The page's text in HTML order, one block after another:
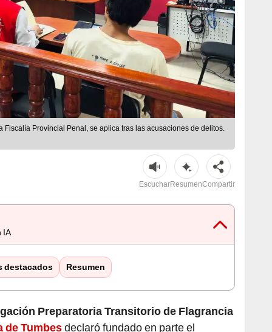
Fiscalía Provincial Penal, se aplica tras las acusaciones de delitos.
EscucharResumenCompartir
IA
destacados Resumen
Preparatoria Transitorio de Flagrancia
de Tumbesdeclaró fundado en parte el